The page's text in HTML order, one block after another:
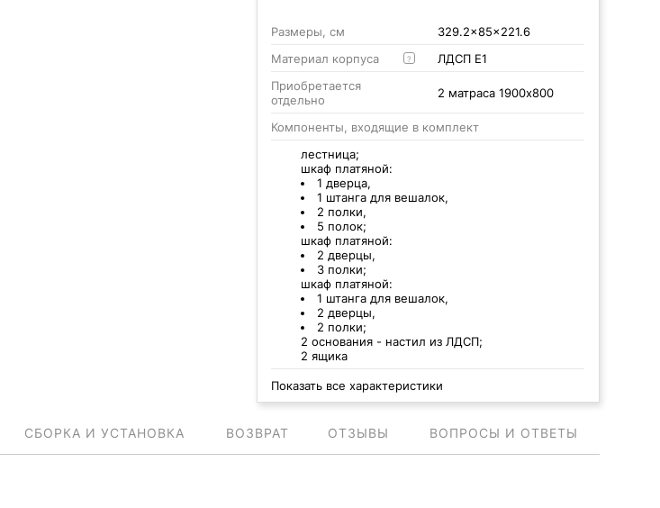
Размеры, см
329.2x85x221.6
Материал корпуса
?
ЛДСП Е1
Приобретается
отдельно
2 матраса 1900x800
Компоненты, входящие в комплект
лестница;
шкаф платяной:
1 дверца,
1 штанга для вешалок,
2 полки,
5 полок;
шкаф платяной:
2 дверцы,
3 полки;
шкаф платяной:
1 штанга для вешалок,
2 дверцы,
2 полки;
2 основания - настил из ЛДСП;
2 ящика
Показать все характеристики
СБОРКА И УСТАНОВКА ВОЗВРАТ ОТЗЫВЫ ВОПРОСЫ И ОТВЕТЫ